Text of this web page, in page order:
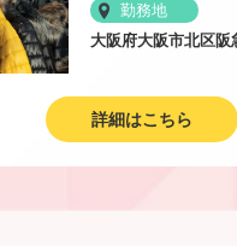
勤務地
大阪府大阪市北区阪
詳細はこちら